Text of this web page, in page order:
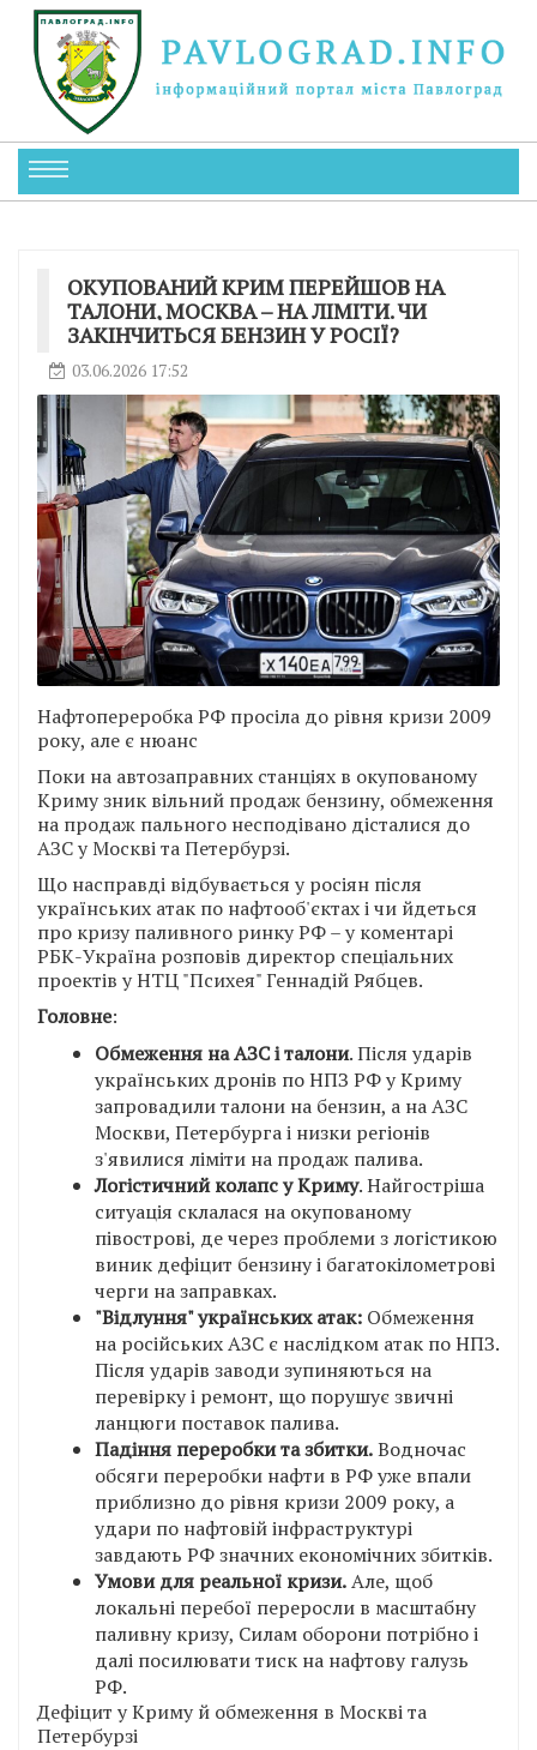
ОКУПОВАНИЙ КРИМ ПЕРЕЙШОВ НА
ТАЛОНИ, МОСКВА – НА ЛІМІТИ. ЧИ
ЗАКІНЧИТЬСЯ БЕНЗИН У РОСІЇ?
03.06.2026 17:52
Нафтопереробка РФ просіла до рівня кризи 2009
року, але є нюанс
Поки на автозаправних станціях в окупованому
Криму зник вільний продаж бензину, обмеження
на продаж пального несподівано дісталися до
АЗС у Москві та Петербурзі.
Що насправді відбувається у росіян після
українських атак по нафтооб'єктах і чи йдеться
про кризу паливного ринку РФ – у коментарі
РБК-Україна розповів директор спеціальних
проектів у НТЦ "Психея" Геннадій Рябцев.
Головне:
Обмеження на АЗС і талони. Після ударів
українських дронів по НПЗ РФ у Криму
запровадили талони на бензин, а на АЗС
Москви, Петербурга і низки регіонів
з'явилися ліміти на продаж палива.
Логістичний колапс у Криму. Найгостріша
ситуація склалася на окупованому
півострові, де через проблеми з логістикою
виник дефіцит бензину і багатокілометрові
черги на заправках.
"Відлуння" українських атак: Обмеження
на російських АЗС є наслідком атак по НПЗ.
Після ударів заводи зупиняються на
перевірку і ремонт, що порушує звичні
ланцюги поставок палива.
Падіння переробки та збитки.Водночас
обсяги переробки нафти в РФ уже впали
приблизно до рівня кризи 2009 року, а
удари по нафтовій інфраструктурі
завдають РФ значних економічних збитків.
Умови для реальної кризи.Але, щоб
локальні перебої переросли в масштабну
паливну кризу, Силам оборони потрібно і
далі посилювати тиск на нафтову галузь
РФ.
Дефіцит у Криму й обмеження в Москві та
Петербурзі